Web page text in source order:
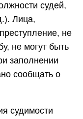
судей,
Лица,
не
не могут быть
заполнении
сообщать о
судимости